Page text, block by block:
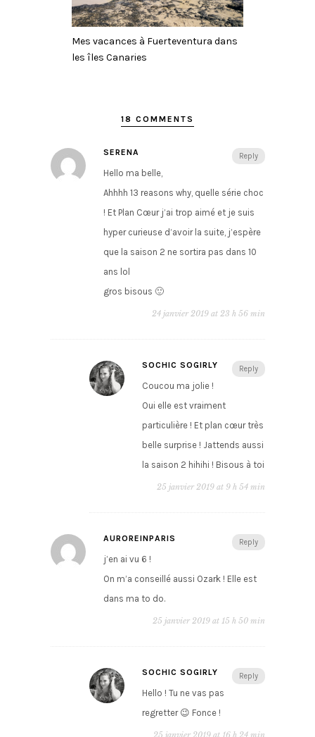
Mes vacances à Fuerteventura dans
les îles Canaries
18 COMMENTS
Reply
SERENA
Hello ma belle,
Ahhhh 13 reasons why, quelle série choc
! Et Plan Cœur j’ai trop aimé et je suis
hyper curieuse d’avoir la suite, j’espère
que la saison 2 ne sortira pas dans 10
ans lol
gros bisous 🙂
24 janvier 2019 at 23 h 56 min
Reply
SOCHIC SOGIRLY
Coucou ma jolie !
Oui elle est vraiment
particulière ! Et plan cœur très
belle surprise ! Jattends aussi
la saison 2 hihihi ! Bisous à toi
25 janvier 2019 at 9 h 54 min
Reply
AUROREINPARIS
j’en ai vu 6 !
On m’a conseillé aussi Ozark ! Elle est
dans ma to do.
25 janvier 2019 at 15 h 50 min
Reply
SOCHIC SOGIRLY
Hello ! Tu ne vas pas
regretter 😉 Fonce !